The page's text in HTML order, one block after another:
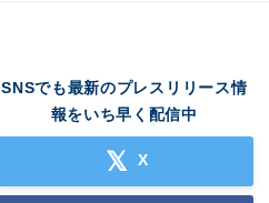
SNSでも最新のプレスリリース情
報をいち早く配信中
X